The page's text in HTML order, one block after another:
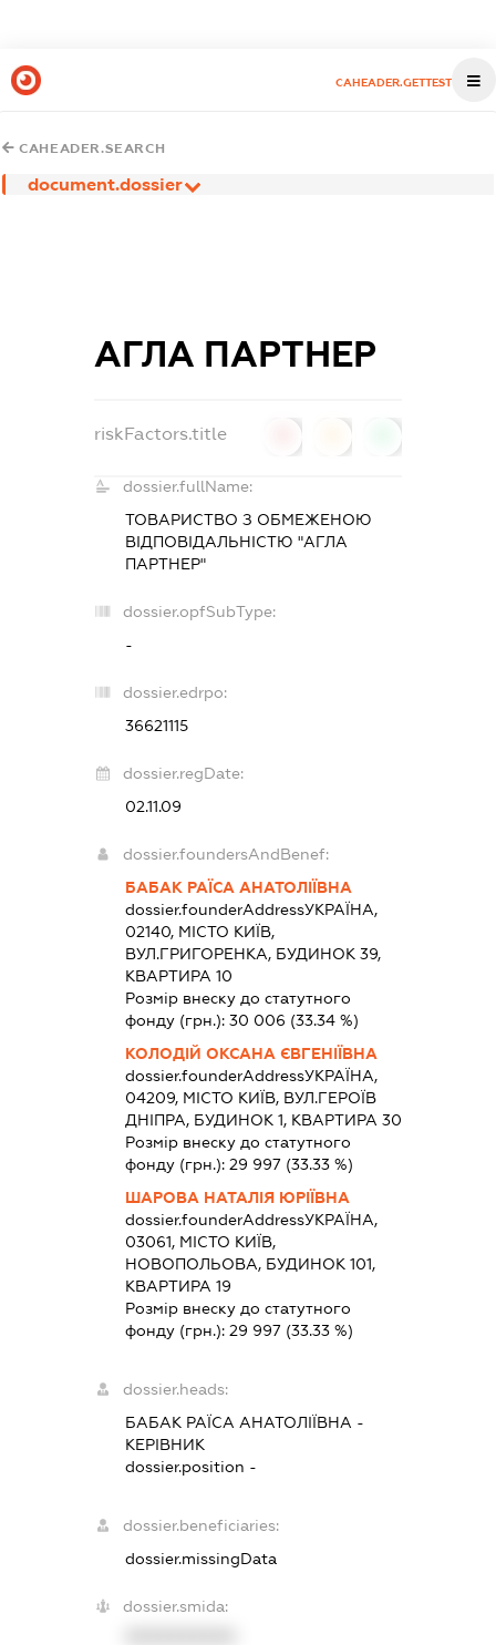
CAHEADER.GETTEST
CAHEADER.SEARCH
document.dossier
АГЛА ПАРТНЕР
riskFactors.title
dossier.fullName:
ТОВАРИСТВО З ОБМЕЖЕНОЮ
ВІДПОВІДАЛЬНІСТЮ "АГЛА
ПАРТНЕР"
dossier.opfSubType:
-
dossier.edrpo:
36621115
dossier.regDate:
02.11.09
dossier.foundersAndBenef:
БАБАК РАЇСА АНАТОЛІЇВНА
dossier.founderAddressУКРАЇНА,
02140, МІСТО КИЇВ,
ВУЛ.ГРИГОРЕНКА, БУДИНОК 39,
КВАРТИРА 10
Розмір внеску до статутного
фонду (грн.): 30 006 (33.34 %)
КОЛОДІЙ ОКСАНА ЄВГЕНІЇВНА
dossier.founderAddressУКРАЇНА,
04209, МІСТО КИЇВ, ВУЛ.ГЕРОЇВ
ДНІПРА, БУДИНОК 1, КВАРТИРА 30
Розмір внеску до статутного
фонду (грн.): 29 997(33.33 %)
ШАРОВА НАТАЛІЯ ЮРІЇВНА
dossier.founderAddressУКРАЇНА,
03061, МІСТО КИЇВ,
НОВОПОЛЬОВА, БУДИНОК 101,
КВАРТИРА 19
Розмір внеску до статутного
фонду (грн.): 29 997(33.33 %)
dossier.heads:
БАБАК РАЇСА АНАТОЛІЇВНА -
КЕРІВНИК
dossier.position -
dossier.beneficiaries:
dossier.missingData
dossier.smida: